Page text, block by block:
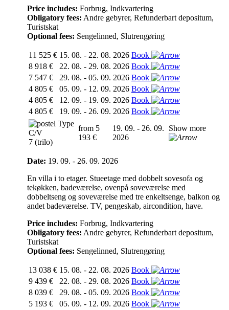
Price includes: Forbrug, Indkvartering
Obligatory fees: Andre gebyrer, Refunderbart depositum,
Turistskat
Optional fees: Sengelinned, Slutrengøring
11 525 € 15. 08. - 22. 08. 2026 Book
8 918 €
22. 08. - 29. 08. 2026 Book
7 547 €
29. 08. - 05. 09. 2026 Book
4 805 €
05. 09. - 12. 09. 2026 Book
4 805 €
12. 09. - 19. 09. 2026 Book
4 805 €
19. 09. - 26. 09. 2026 Book
Type
C/V
7 (trilo)
from 5
193 €
19. 09. - 26. 09.
2026
Show more
Date: 19. 09. - 26. 09. 2026
En villa i to etager. Stueetage med dobbelt sovesofa og
tekøkken, badeværelse, ovenpå soveværelse med
dobbeltseng og soveværelse med tre enkeltsenge, balkon og
andet badeværelse. TV, pengeskab, aircondition, have.
Price includes: Forbrug, Indkvartering
Obligatory fees: Andre gebyrer, Refunderbart depositum,
Turistskat
Optional fees: Sengelinned, Slutrengøring
13 038 € 15. 08. - 22. 08. 2026 Book
9 439 €
22. 08. - 29. 08. 2026 Book
8 039 €
29. 08. - 05. 09. 2026 Book
5 193 €
05. 09. - 12. 09. 2026 Book